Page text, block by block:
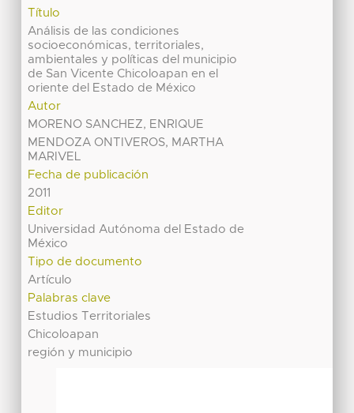
Título
Análisis de las condiciones
socioeconómicas, territoriales,
ambientales y políticas del municipio
de San Vicente Chicoloapan en el
oriente del Estado de México
Autor
MORENO SANCHEZ, ENRIQUE
MENDOZA ONTIVEROS, MARTHA
MARIVEL
Fecha de publicación
2011
Editor
Universidad Autónoma del Estado de
México
Tipo de documento
Artículo
Palabras clave
Estudios Territoriales
Chicoloapan
región y municipio